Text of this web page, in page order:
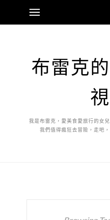
布雷克
我是布雷克，愛美食愛旅行的女
我們值得瘋狂去冒險，走吧